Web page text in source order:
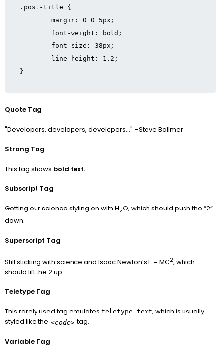
.post-title {
}
Quote Tag
Developers, developers, developers… –Steve Ballmer
Strong Tag
This tag shows bold text.
Subscript Tag
Getting our science styling on with H2O, which should push the “2”
down.
Superscript Tag
Still sticking with science and Isaac Newton’s E = MC2, which
should lift the 2 up.
Teletype Tag
This rarely used tag emulates teletype text, which is usually
styled like the <code> tag.
Variable Tag